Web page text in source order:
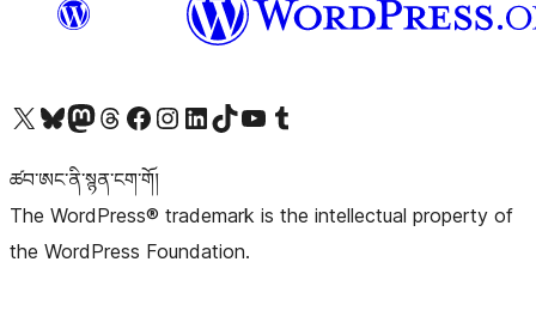
Visit our X (formerly Twitter) account
Visit our Bluesky account
Visit our Mastodon account
Visit our Threads account
Visit our Facebook pageVisit our Instagram account
Visit our LinkedIn account
Visit our TikTok account
Visit our YouTube channel
Visit our Tumblr account
ཚབ་ཨང་ནི་སྙན་ངག་གོ།
The WordPress® trademark is the intellectual property of
the WordPress Foundation.